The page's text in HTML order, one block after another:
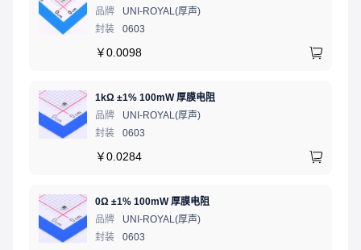
品牌
UNI-ROYAL(厚声)
封装
0603
￥0.0098
1kΩ ±1% 100mW 厚膜电阻
品牌
UNI-ROYAL(厚声)
封装
0603
￥0.0284
0Ω ±1% 100mW 厚膜电阻
品牌
UNI-ROYAL(厚声)
封装
0603